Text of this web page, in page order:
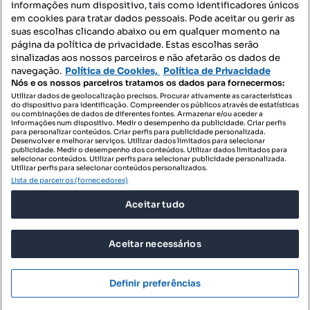
Mapa do Site
Contacte-nos
SIGA-NOS:
DESCARREGAR NA:
© 2026 Imovirtual.com, OLX Portugal, S.A.
TERMOS DE UTILIZAÇÃO
POLÍTICA DE PRIVACIDADE
CONFIGURAÇÕES DE PRIVACIDADE
informações num dispositivo, tais como identificadores únicos
em cookies para tratar dados pessoais. Pode aceitar ou gerir as
suas escolhas clicando abaixo ou em qualquer momento na
página da política de privacidade. Estas escolhas serão
sinalizadas aos nossos parceiros e não afetarão os dados de
navegação. Política de Cookies, Política de Privacidade
Nós e os nossos parceiros tratamos os dados para fornecermos:
Utilizar dados de geolocalização precisos. Procurar ativamente as características
do dispositivo para identificação. Compreender os públicos através de estatísticas
ou combinações de dados de diferentes fontes. Armazenar e/ou aceder a
informações num dispositivo. Medir o desempenho da publicidade. Criar perfis
para personalizar conteúdos. Criar perfis para publicidade personalizada.
Desenvolver e melhorar serviços. Utilizar dados limitados para selecionar
publicidade. Medir o desempenho dos conteúdos. Utilizar dados limitados para
selecionar conteúdos. Utilizar perfis para selecionar publicidade personalizada.
Utilizar perfis para selecionar conteúdos personalizados.
Lista de parceiros (fornecedores)
Aceitar tudo
Aceitar necessários
Definir preferências